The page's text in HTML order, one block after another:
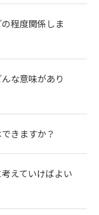
程度関係しま
な意味があり
きますか？
えていけばよい